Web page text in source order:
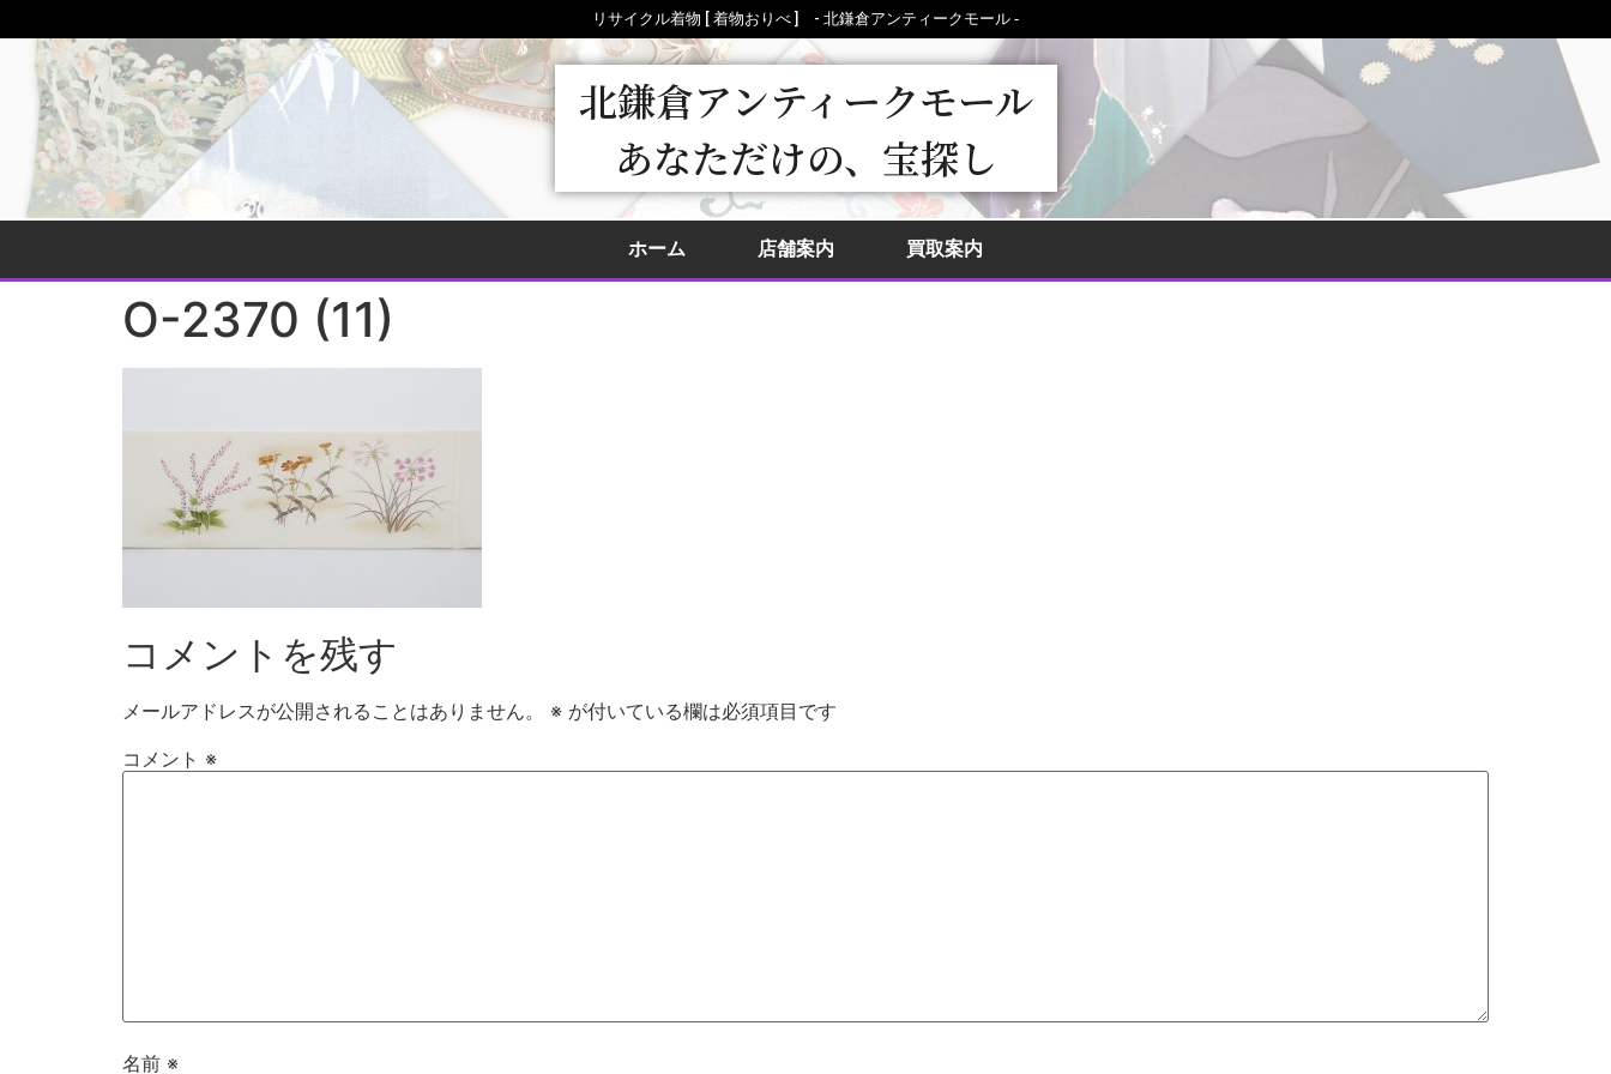
リサイクル着物 [ 着物おりべ ] - 北鎌倉アンティークモール ‐
北鎌倉アンティークモール
あなただけの、宝探し
ホーム 店舗案内 買取案内
O-2370 (11)
コメントを残す
メールアドレスが公開されることはありません。 ※ が付いている欄は必須項目です
コメント ※
名前 ※